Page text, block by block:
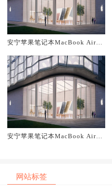
安宁苹果笔记本MacBook Air换
安宁苹果笔记本MacBook Air换
网站标签